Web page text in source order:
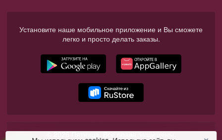
Установите наше мобильное приложение и Вы сможете
легко и просто делать заказы.
© 2026 Пятница. Все права защищены.